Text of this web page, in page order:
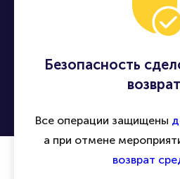
Безопасность
Все операции защищены
а при отмене
возврат